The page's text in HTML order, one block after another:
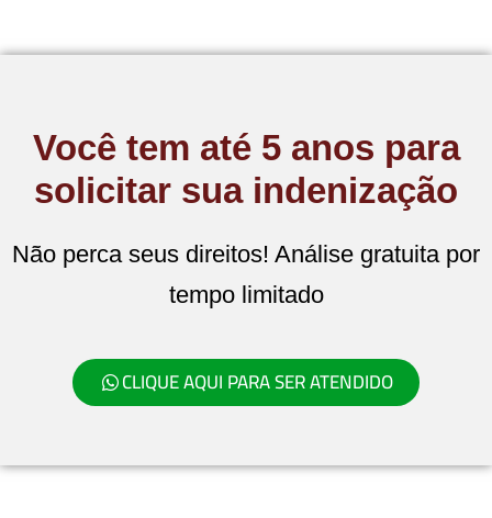
Você tem até 5 anos para
solicitar sua indenização
Não perca seus direitos! Análise gratuita por
tempo limitado
CLIQUE AQUI PARA SER ATENDIDO